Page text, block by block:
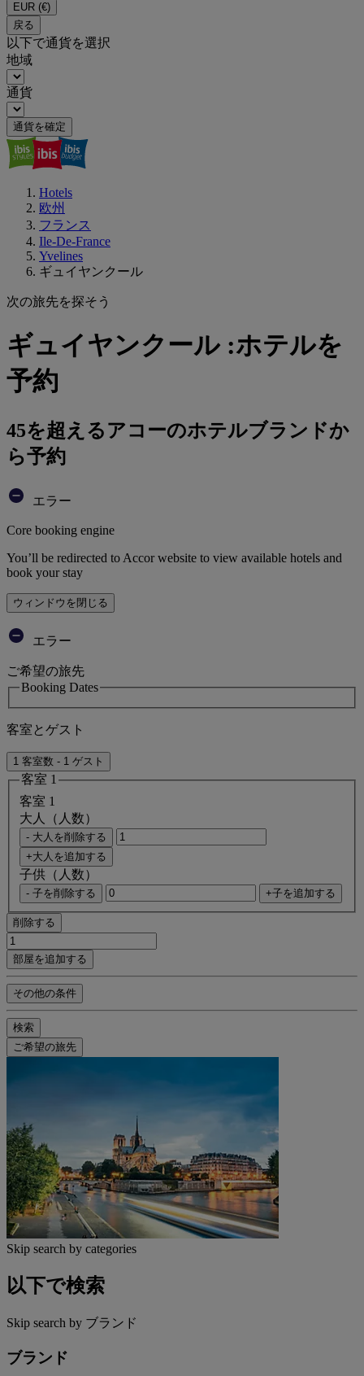
EUR (€)
戻る
以下で通貨を選択
地域
通貨
通貨を確定
Hotels
欧州
フランス
Ile-De-France
Yvelines
ギュイヤンクール
次の旅先を探そう
ギュイヤンクール :ホテルを
予約
45を超えるアコーのホテルブランドか
ら予約
エラー
Core booking engine
You’ll be redirected to Accor website to view available hotels and
book your stay
ウィンドウを閉じる
エラー
ご希望の旅先
Booking Dates
客室とゲスト
1 客室数 - 1 ゲスト
客室 1
客室 1
大人（人数）
- 大人を削除する
+大人を追加する
子供（人数）
- 子を削除する +子を追加する
削除する
部屋を追加する
その他の条件
検索
ご希望の旅先
Skip search by categories
以下で検索
Skip search by ブランド
ブランド